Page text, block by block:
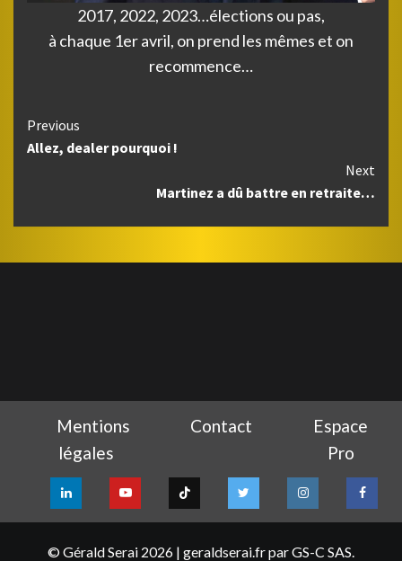
2017, 2022, 2023…élections ou pas,
à chaque 1er avril, on prend les mêmes et on
recommence…
Continue
Reading
Previous
Allez, dealer pourquoi !
Next
Martinez a dû battre en retraite…
Mentions
légales
Contact
Espace
Pro
LinkedIn YouTube TikTok Twitter Instagram
© Gérald Serai 2026 | geraldserai.frpar GS-C SAS.